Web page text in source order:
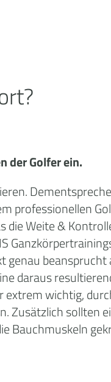
der Golfer ein.
professionellen
Weite &
genau
daraus
wichtig,
Zusätzlich sollten
Bauchmuskeln